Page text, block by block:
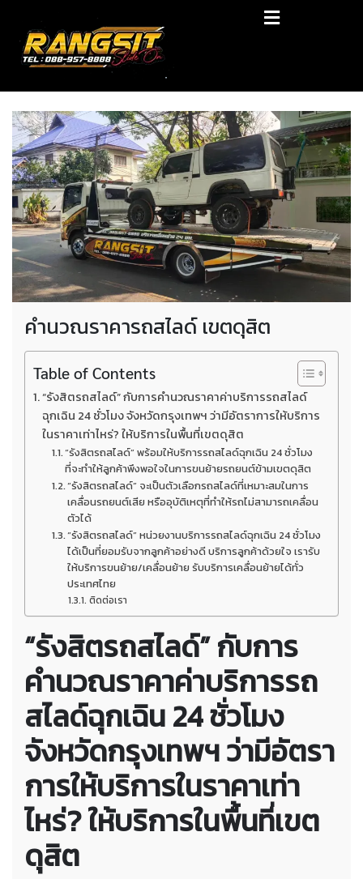
content
RANGSIT SlideON
รถยก168 รถสไลด์รังสิต รถสไลด์ ราคาถูก
คำนวณราคารถสไลด์ เขตดุสิต
Table of Contents
“รังสิตรถสไลด์” กับการคำนวณราคาค่าบริการรถสไลด์
ฉุกเฉิน 24 ชั่วโมง จังหวัดกรุงเทพฯ ว่ามีอัตราการให้บริการ
ในราคาเท่าไหร่? ให้บริการในพื้นที่เขตดุสิต
“รังสิตรถสไลด์” พร้อมให้บริการรถสไลด์ฉุกเฉิน 24 ชั่วโมง
ที่จะทำให้ลูกค้าพึงพอใจในการขนย้ายรถยนต์ข้ามเขตดุสิต
“รังสิตรถสไลด์” จะเป็นตัวเลือกรถสไลด์ที่เหมาะสมในการ
เคลื่อนรถยนต์เสีย หรืออุบัติเหตุที่ทำให้รถไม่สามารถเคลื่อน
ตัวได้
“รังสิตรถสไลด์” หน่วยงานบริการรถสไลด์ฉุกเฉิน 24 ชั่วโมง
ได้เป็นที่ยอมรับจากลูกค้าอย่างดี บริการลูกค้าด้วยใจ เรารับ
ให้บริการขนย้าย/เคลื่อนย้าย รับบริการเคลื่อนย้ายได้ทั่ว
ประเทศไทย
ติดต่อเรา
“รังสิตรถสไลด์” กับการ
คำนวณราคาค่าบริการรถ
สไลด์ฉุกเฉิน 24 ชั่วโมง
จังหวัดกรุงเทพฯ ว่ามีอัตรา
การให้บริการในราคาเท่า
ไหร่? ให้บริการในพื้นที่เขต
ดุสิต